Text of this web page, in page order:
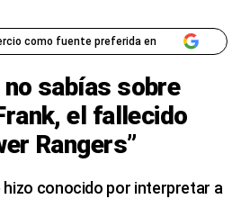
como fuente preferida en
sabías sobre
el fallecido
Rangers”
hizo conocido por interpretar a